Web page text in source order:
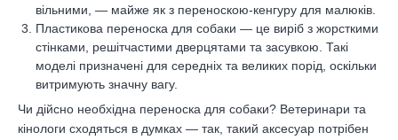
вільними, — майже як з переноскою-кенгуру для малюків.
Пластикова переноска для собаки — це виріб з жорсткими
стінками, решітчастими дверцятами та засувкою. Такі
моделі призначені для середніх та великих порід, оскільки
витримують значну вагу.
Чи дійсно необхідна переноска для собаки? Ветеринари та
кінологи сходяться в думках — так, такий аксесуар потрібен